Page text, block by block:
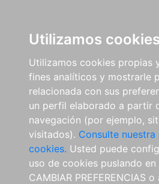
Utilizamos cookies
Utilizamos cookies propias
fines analíticos y mostrarle
relacionada con sus
un perfil elaborado a partir
navegación (por ejemplo,
visitados). Consulte
cookies. Usted puede
uso de cookies puslando
CAMBIAR PREFERENCIAS